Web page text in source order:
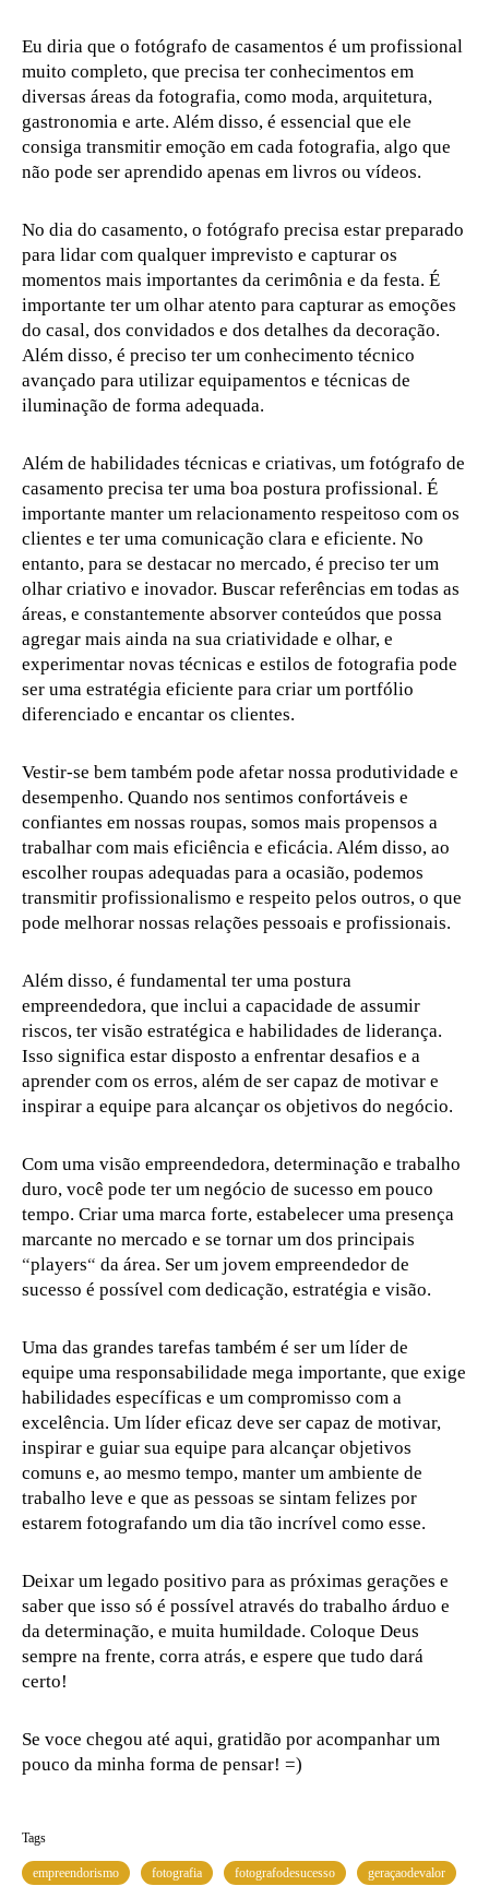
Eu diria que o fotógrafo de casamentos é um profissional
muito completo, que precisa ter conhecimentos em
diversas áreas da fotografia, como moda, arquitetura,
gastronomia e arte. Além disso, é essencial que ele
consiga transmitir emoção em cada fotografia, algo que
não pode ser aprendido apenas em livros ou vídeos.
No dia do casamento, o fotógrafo precisa estar preparado
para lidar com qualquer imprevisto e capturar os
momentos mais importantes da cerimônia e da festa. É
importante ter um olhar atento para capturar as emoções
do casal, dos convidados e dos detalhes da decoração.
Além disso, é preciso ter um conhecimento técnico
avançado para utilizar equipamentos e técnicas de
iluminação de forma adequada.
Além de habilidades técnicas e criativas, um fotógrafo de
casamento precisa ter uma boa postura profissional. É
importante manter um relacionamento respeitoso com os
clientes e ter uma comunicação clara e eficiente. No
entanto, para se destacar no mercado, é preciso ter um
olhar criativo e inovador. Buscar referências em todas as
áreas, e constantemente absorver conteúdos que possa
agregar mais ainda na sua criatividade e olhar, e
experimentar novas técnicas e estilos de fotografia pode
ser uma estratégia eficiente para criar um portfólio
diferenciado e encantar os clientes.
Vestir-se bem também pode afetar nossa produtividade e
desempenho. Quando nos sentimos confortáveis ​​e
confiantes em nossas roupas, somos mais propensos a
trabalhar com mais eficiência e eficácia. Além disso, ao
escolher roupas adequadas para a ocasião, podemos
transmitir profissionalismo e respeito pelos outros, o que
pode melhorar nossas relações pessoais e profissionais.
Além disso, é fundamental ter uma postura
empreendedora, que inclui a capacidade de assumir
riscos, ter visão estratégica e habilidades de liderança.
Isso significa estar disposto a enfrentar desafios e a
aprender com os erros, além de ser capaz de motivar e
inspirar a equipe para alcançar os objetivos do negócio.
Com uma visão empreendedora, determinação e trabalho
duro, você pode ter um negócio de sucesso em pouco
tempo. Criar uma marca forte, estabelecer uma presença
marcante no mercado e se tornar um dos principais
“players“ da área. Ser um jovem empreendedor de
sucesso é possível com dedicação, estratégia e visão.
Uma das grandes tarefas também é ser um líder de
equipe uma responsabilidade mega importante, que exige
habilidades específicas e um compromisso com a
excelência. Um líder eficaz deve ser capaz de motivar,
inspirar e guiar sua equipe para alcançar objetivos
comuns e, ao mesmo tempo, manter um ambiente de
trabalho leve e que as pessoas se sintam felizes por
estarem fotografando um dia tão incrível como esse.
Deixar um legado positivo para as próximas gerações e
saber que isso só é possível através do trabalho árduo e
da determinação, e muita humildade. Coloque Deus
sempre na frente, corra atrás, e espere que tudo dará
certo!
Se voce chegou até aqui, gratidão por acompanhar um
pouco da minha forma de pensar! =)
Tags
empreendorismo fotografia fotografodesucesso geraçaodevalor